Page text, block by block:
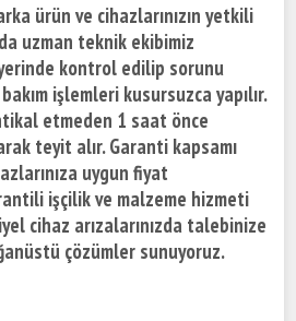
ürün ve cihazlarınızın yetkili
uzman teknik ekibimiz
kontrol edilip sorunu
işlemleri kusursuzca yapılır.
etmeden 1 saat önce
teyit alır. Garanti kapsamı
uygun fiyat
işçilik ve malzeme hizmeti
cihaz arızalarınızda talebinize
çözümler sunuyoruz.